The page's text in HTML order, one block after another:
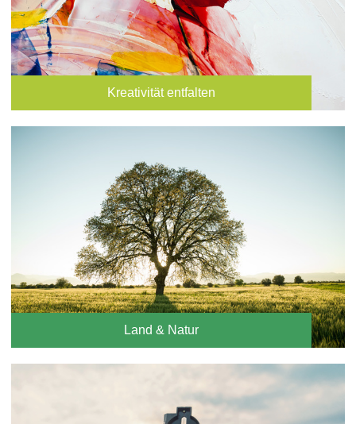
Kreativität entfalten
Land & Natur